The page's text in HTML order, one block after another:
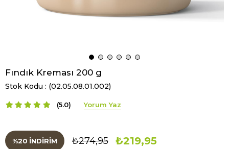
Fındık Kreması 200 g
Stok Kodu (02.05.08.01.002)
5.0
%20 İNDIRIM ₺274,95 ₺219,95